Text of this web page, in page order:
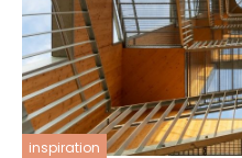
inspiration